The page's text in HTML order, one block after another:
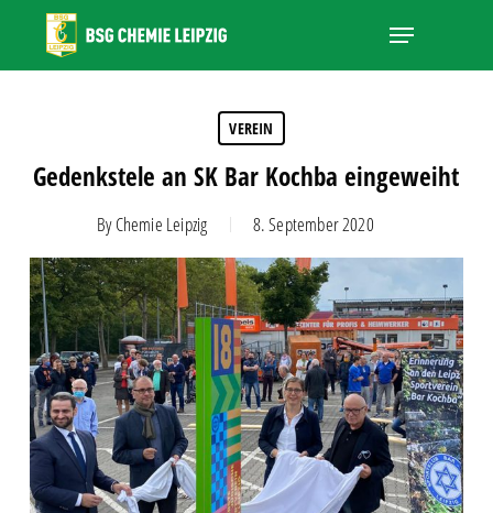
main
Menu
VEREIN
Gedenkstele an SK Bar Kochba eingeweiht
ByChemie Leipzig 8. September 2020
Close